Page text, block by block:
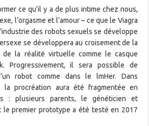
ce qu’il y a de plus intime chez nous,
l’orgasme et l’amour – ce que le Viagra
des robots sexuels se développe
se développera au croisement de la
de la réalité virtuelle comme le casque
Progressivement, il sera possible de
robot comme dans le lmHer. Dans
la procréation aura été fragmentée en
: plusieurs parents, le généticien et
le premier prototype a été testé en 2017